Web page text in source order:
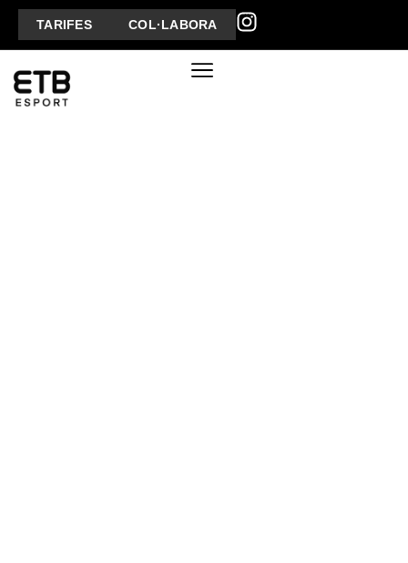
TARIFES COL·LABORA